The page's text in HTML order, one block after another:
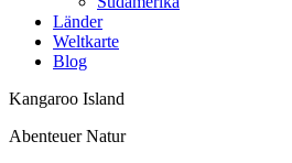
Länder
Weltkarte
Blog
Kangaroo Island
Abenteuer Natur